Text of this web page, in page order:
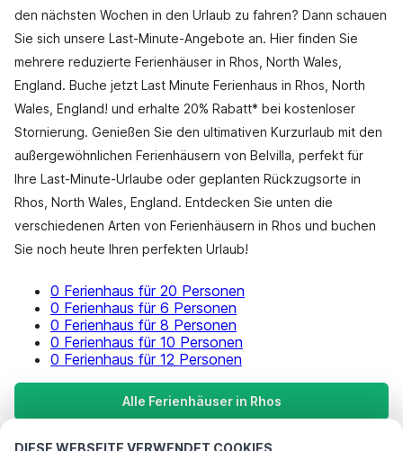
DIESE WEBSEITE VERWENDET COOKIES
den nächsten Wochen in den Urlaub zu fahren? Dann schauen
Sie sich unsere Last-Minute-Angebote an. Hier finden Sie
mehrere reduzierte Ferienhäuser in Rhos, North Wales,
England. Buche jetzt Last Minute Ferienhaus in Rhos, North
Wales, England! und erhalte 20% Rabatt* bei kostenloser
Stornierung. Genießen Sie den ultimativen Kurzurlaub mit den
außergewöhnlichen Ferienhäusern von Belvilla, perfekt für
Ihre Last-Minute-Urlaube oder geplanten Rückzugsorte in
Rhos, North Wales, England. Entdecken Sie unten die
verschiedenen Arten von Ferienhäusern in Rhos und buchen
Sie noch heute Ihren perfekten Urlaub!
0 Ferienhaus für 20 Personen
0 Ferienhaus für 6 Personen
0 Ferienhaus für 8 Personen
0 Ferienhaus für 10 Personen
0 Ferienhaus für 12 Personen
Alle Ferienhäuser in Rhos